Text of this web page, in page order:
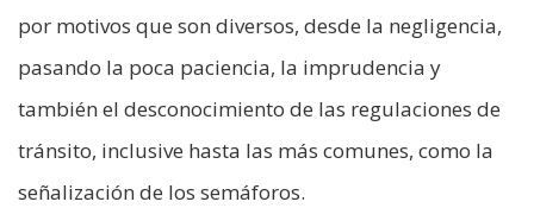
por motivos que son diversos, desde la negligencia,
pasando la poca paciencia, la imprudencia y
también el desconocimiento de las regulaciones de
tránsito, inclusive hasta las más comunes, como la
señalización de los semáforos.